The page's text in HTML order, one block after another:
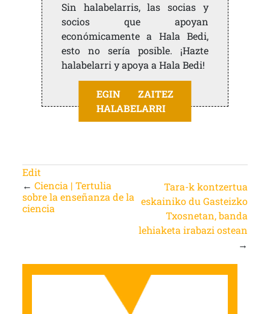
Sin halabelarris, las socias y
socios que apoyan
económicamente a Hala Bedi,
esto no sería posible. ¡Hazte
halabelarri y apoya a Hala Bedi!
EGIN ZAITEZ
HALABELARRI
Edit
← Ciencia | Tertulia
sobre la enseñanza de la
ciencia
Tara-k kontzertua
eskainiko du Gasteizko
Txosnetan, banda
lehiaketa irabazi ostean
→